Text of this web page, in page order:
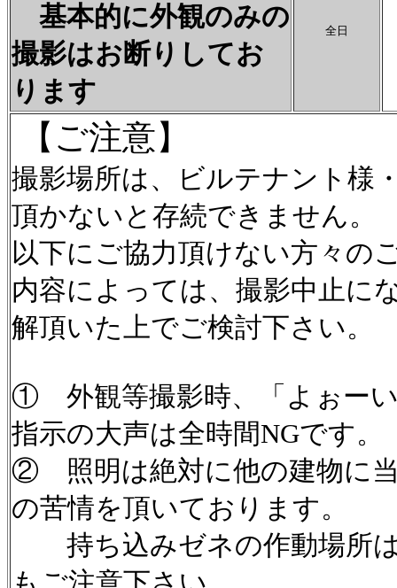
基本的に外観のみの
撮影はお断りしてお
ります
全日
【ご注意】
撮影場所は、ビルテナント様
頂かないと存続できません。
以下にご協力頂けない方々の
内容によっては、撮影中止に
解頂いた上でご検討下さい。
① 外観等撮影時、「よぉー
指示の大声は全時間NGです。
② 照明は絶対に他の建物に
の苦情を頂いております。
持ち込みゼネの作動場所は